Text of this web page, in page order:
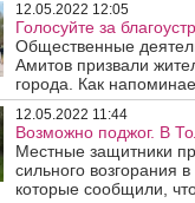
12.05.2022 12:05
Голосуйте за
Общественные
Амитов призвали
города. Как
12.05.2022 11:44
Возможно поджог. В
Местные защитники
сильного возгорания
которые сообщили,